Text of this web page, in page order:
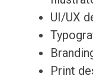
UI/UX
Print